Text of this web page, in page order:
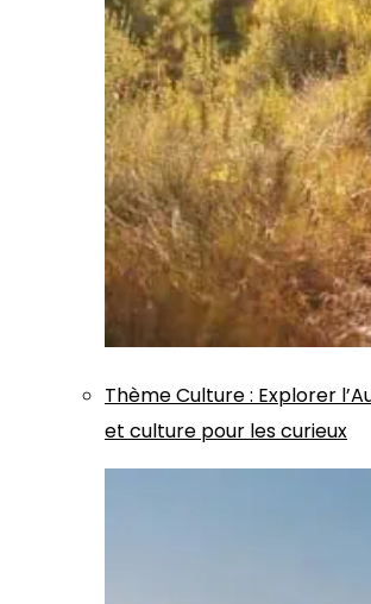
ThèmeCulture: Explorer
et culture pour les curieux